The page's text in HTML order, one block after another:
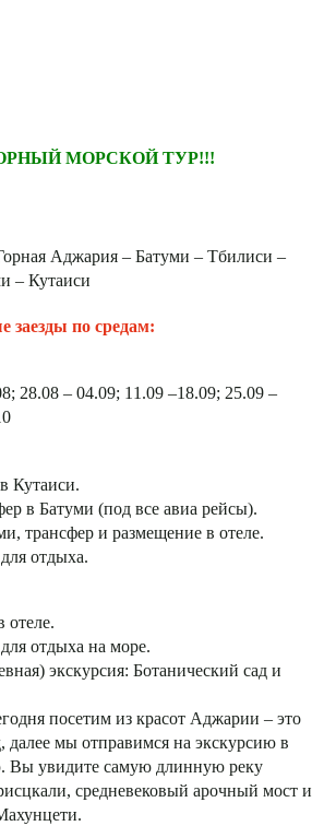
МОРСКОЙ ТУР!!!
Аджария – Батуми – Тбилиси –
– Кутаиси
заезды по средам:
28.08 – 04.09; 11.09 –18.09; 25.09 –
Кутаиси.
в Батуми (под все авиа рейсы).
трансфер и размещение в отеле.
отдыха.
отеле.
отдыха на море.
экскурсия: Ботанический сад и
посетим из красот Аджарии – это
далее мы отправимся на экскурсию в
увидите самую длинную реку
средневековый арочный мост и